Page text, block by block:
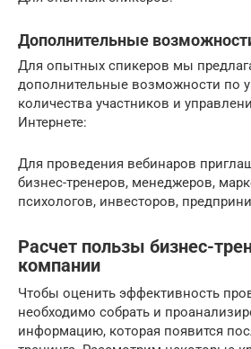
Дополнительные
Для опытных спикеров мы
дополнительные возможности по
количества участников и
Интернете:
Для проведения вебинаров
бизнес-тренеров, менеджеров,
психологов, инвесторов,
Расчет пользы бизнес-
компании
Чтобы оценить эффективность
необходимо собрать и
информацию, которая появится